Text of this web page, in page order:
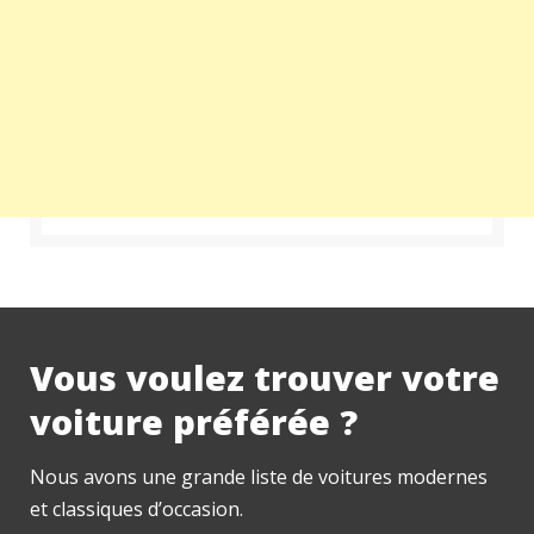
Vous voulez trouver votre
voiture préférée ?
Nous avons une grande liste de voitures modernes
et classiques d’occasion.